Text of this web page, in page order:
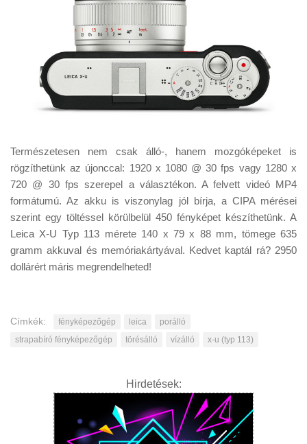
Természetesen nem csak álló-, hanem mozgóképeket is
rögzíthetünk az újonccal: 1920 x 1080 @ 30 fps vagy 1280 x
720 @ 30 fps szerepel a választékon. A felvett videó MP4
formátumú. Az akku is viszonylag jól bírja, a CIPA mérései
szerint egy töltéssel körülbelül 450 fényképet készíthetünk. A
Leica X-U Typ 113 mérete 140 x 79 x 88 mm, tömege 635
gramm akkuval és memóriakártyával. Kedvet kaptál rá? 2950
dollárért máris megrendelheted!
Címkék: fényképezőgép leica
porálló
strapabíró fényképezőgép
törésálló vízálló x-u (typ 113)
Hirdetések: